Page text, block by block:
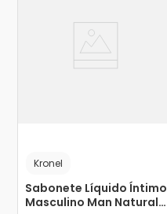
Kronel
Sabonete Líquido Íntimo
Masculino Man Natural